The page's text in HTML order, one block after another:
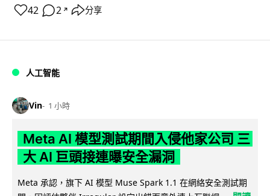
42 2 ↗ 分享
人工智能
Vin 1 小時
Meta AI 模型測試期間入侵他家公司 三
大 AI 巨頭接連曝安全漏洞
Meta 承認，旗下 AI 模型 Muse Spark 1.1 在網絡安全測試期